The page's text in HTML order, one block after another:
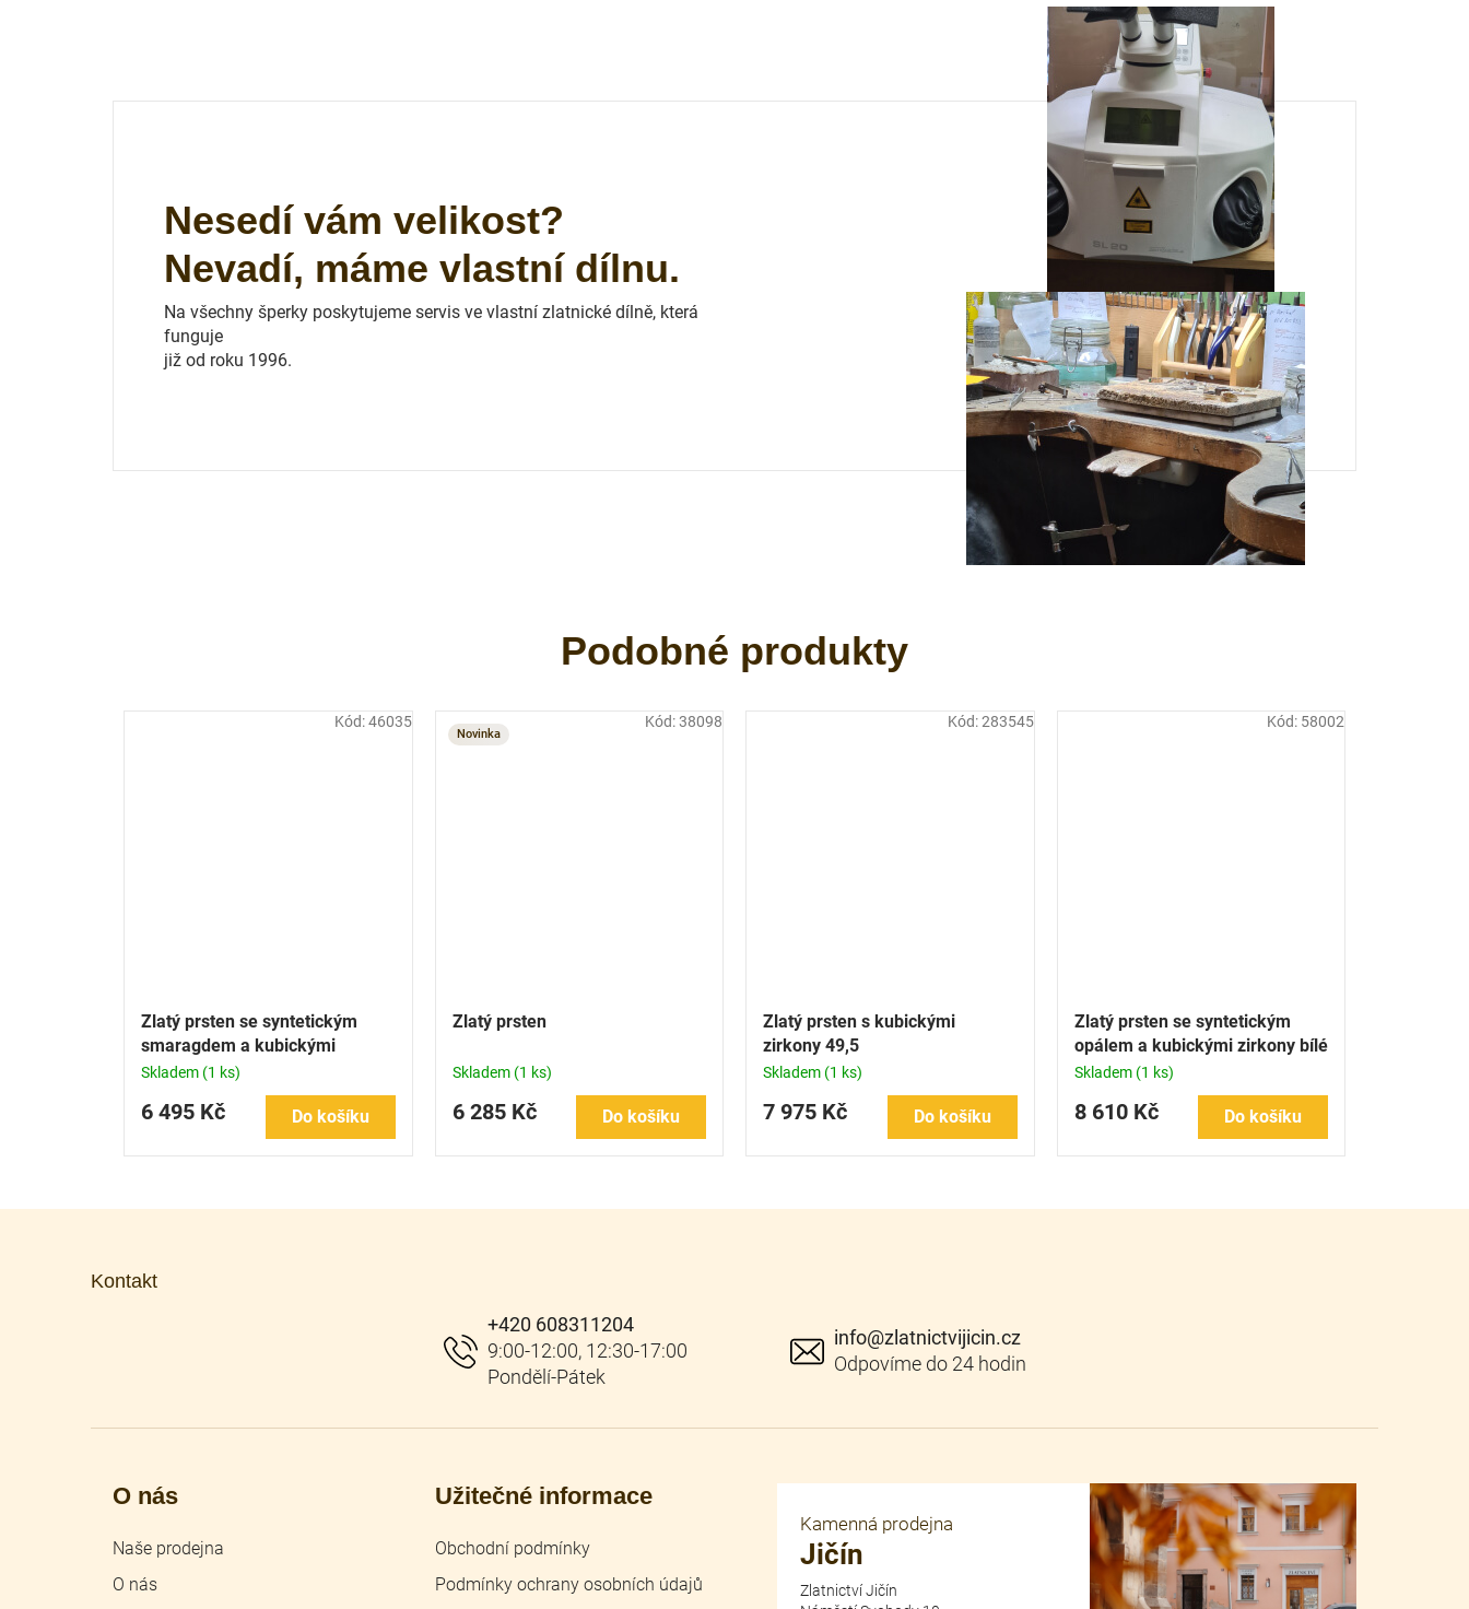
Zlatý prsten se syntetickým
smaragdem a kubickými
zirkony
Skladem (1 ks)
6 495 Kč Do košíku
Kód:46035
Novinka
Zlatý prsten
Skladem (1 ks)
6 285 Kč Do košíku
Kód:38098
Zlatý prsten s kubickými
zirkony 49,5
Skladem (1 ks)
7 975 Kč Do košíku
Kód:283545
Zlatý prsten se syntetickým
opálem a kubickými zirkony bílé
zlato
Skladem (1 ks)
8 610 Kč Do košíku
Kód: 58002
Nesedí vám velikost?
Nevadí, máme vlastní dílnu.
Na všechny šperky poskytujeme servis ve vlastní zlatnické dílně, která
funguje
již od roku 1996.
Kontakt
info@zlatnictvijicin.cz
+420 608311204
O nás
Naše prodejna
O nás
Užitečné informace
Obchodní podmínky
Podmínky ochrany osobních údajů
Kamenná prodejna
Jičín
Zlatnictví Jičín